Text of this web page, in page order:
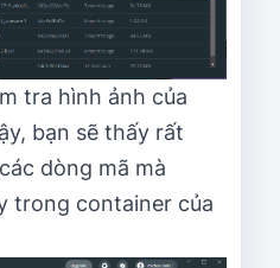
tra hình ảnh của
bạn sẽ thấy rất
dòng mã mà
trong container của